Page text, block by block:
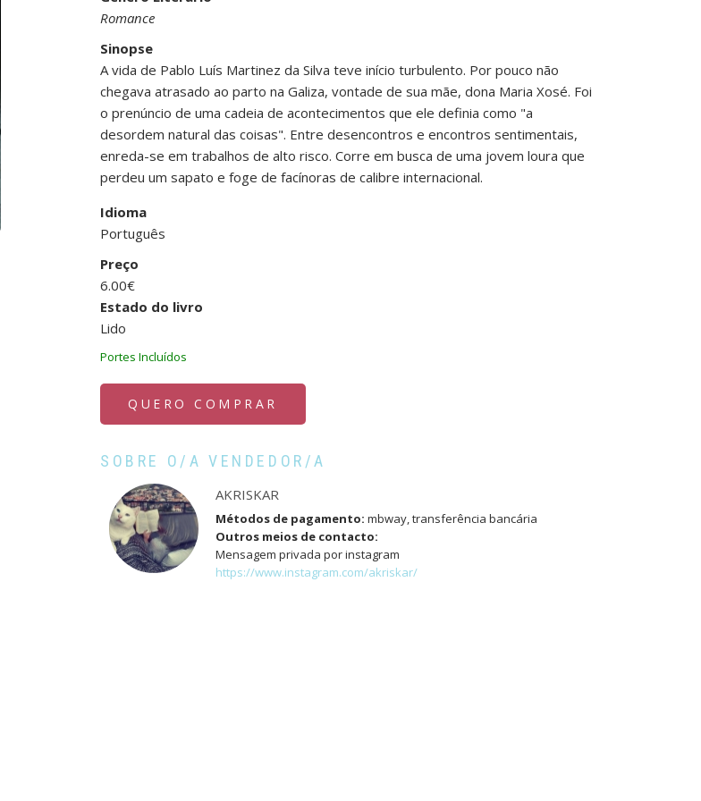
Romance
Sinopse
A vida de Pablo Luís Martinez da Silva teve início turbulento. Por pouco não
chegava atrasado ao parto na Galiza, vontade de sua mãe, dona Maria Xosé. Foi
o prenúncio de uma cadeia de acontecimentos que ele definia como "a
desordem natural das coisas". Entre desencontros e encontros sentimentais,
enreda-se em trabalhos de alto risco. Corre em busca de uma jovem loura que
perdeu um sapato e foge de facínoras de calibre internacional.
Idioma
Português
Preço
6.00€
Estado do livro
Lido
Portes Incluídos
QUERO COMPRAR
SOBRE O/A VENDEDOR/A
AKRISKAR
Métodos de pagamento: mbway, transferência bancária
Outros meios de contacto:
Mensagem privada por instagram
https://www.instagram.com/akriskar/